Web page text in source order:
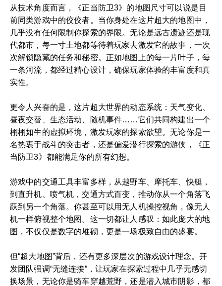
从技术角度而言，《正当防卫3》的地图尺寸可以说是目
前同类游戏中的佼佼者。当你身处在这片超大的地图中，
几乎没有任何限制你探索的界限。无论是远古遗迹还是现
代都市，每一寸土地都等待着玩家去激发它的故事，一次
次解锁隐藏的任务和秘密。正如地图上的每一片叶子，每
一条河流，都经过精心设计，确保玩家体验的丰富度和真
实性。
更令人兴奋的是，这片超大世界的动态系统：天气变化、
昼夜交替、生态活动、随机事件……它们共同构建出一个
栩栩如生的虚拟环境，激发玩家的探索欲望。无论你是一
名热衷于战斗的突击者，还是偏爱潜行探索的游侠，《正
当防卫3》都能满足你的所有幻想。
游戏中的交通工具丰富多样，从越野车、摩托车、快艇，
到直升机、喷气机，交通方式百变，推动你从一个角落飞
跃到另一个角落。你甚至可以用无人机操控视角，像无人
机一样俯视整个地图。这一切都让人感叹：如此庞大的地
图，不仅仅是数字的堆砌，更是一场极致自由的盛宴。
但“超大地图”背后，还有更多深层次的游戏设计理念。开
发团队强调“无缝连接”，让玩家在探索过程中几乎无感切
换场景，无论你是骑车穿越荒野，还是潜入城市阴影，都